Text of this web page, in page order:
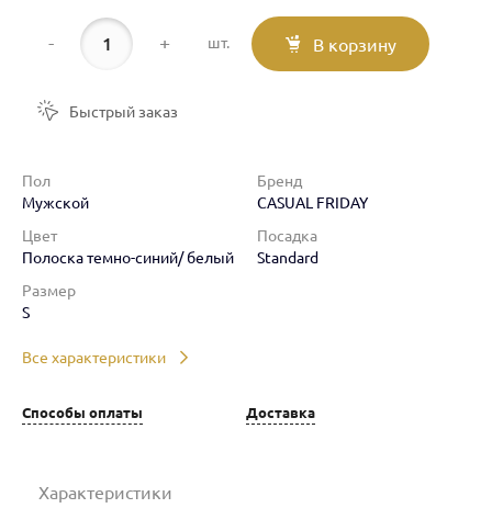
- + шт. В корзину
Быстрый заказ
Пол
Мужской
Бренд
CASUAL FRIDAY
Цвет
Полоска темно-синий/ белый
Посадка
Standard
Размер
S
Все характеристики
Способы оплаты Доставка
Характеристики